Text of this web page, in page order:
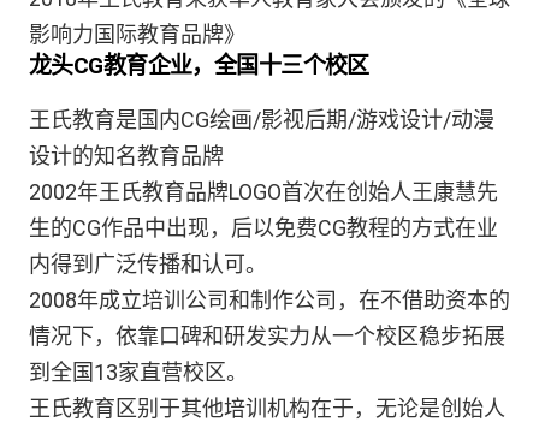
影响力国际教育品牌》
龙头CG教育企业，全国十三个校区
王氏教育是国内CG绘画/影视后期/游戏设计/动漫
设计的知名教育品牌
2002年王氏教育品牌LOGO首次在创始人王康慧先
生的CG作品中出现，后以免费CG教程的方式在业
内得到广泛传播和认可。
2008年成立培训公司和制作公司，在不借助资本的
情况下，依靠口碑和研发实力从一个校区稳步拓展
到全国13家直营校区。
王氏教育区别于其他培训机构在于，无论是创始人